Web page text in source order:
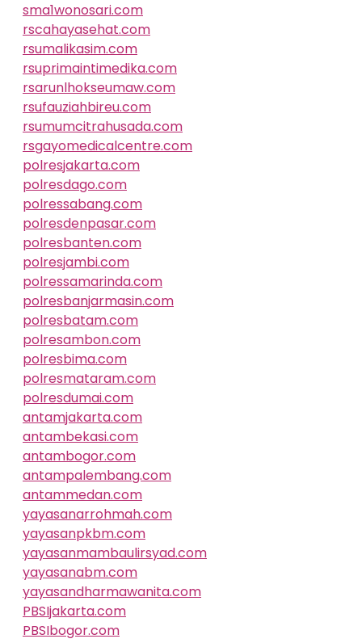
sma1wonosari.com
rscahayasehat.com
rsumalikasim.com
rsuprimaintimedika.com
rsarunlhokseumaw.com
rsufauziahbireu.com
rsumumcitrahusada.com
rsgayomedicalcentre.com
polresjakarta.com
polresdago.com
polressabang.com
polresdenpasar.com
polresbanten.com
polresjambi.com
polressamarinda.com
polresbanjarmasin.com
polresbatam.com
polresambon.com
polresbima.com
polresmataram.com
polresdumai.com
antamjakarta.com
antambekasi.com
antambogor.com
antampalembang.com
antammedan.com
yayasanarrohmah.com
yayasanpkbm.com
yayasanmambaulirsyad.com
yayasanabm.com
yayasandharmawanita.com
PBSIjakarta.com
PBSIbogor.com